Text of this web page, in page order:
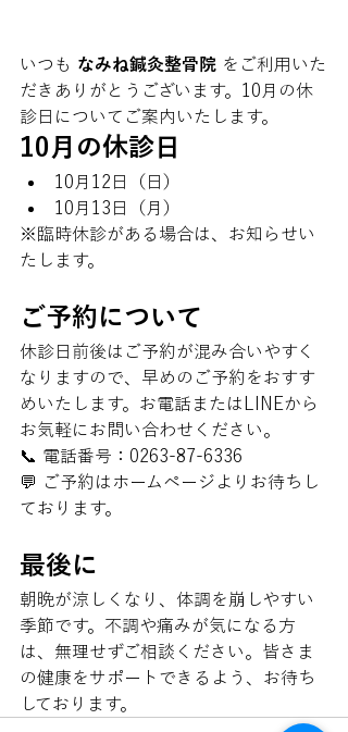
いつも なみね鍼灸整骨院 をご利用いた
だきありがとうございます。10月の休
診日についてご案内いたします。
10月の休診日
10月12日（日）
10月13日（月）
※臨時休診がある場合は、お知らせい
たします。
ご予約について
休診日前後はご予約が混み合いやすく
なりますので、早めのご予約をおすす
めいたします。お電話またはLINEから
お気軽にお問い合わせください。
📞 電話番号：0263-87-6336
💬 ご予約はホームページよりお待ちし
ております。
最後に
朝晩が涼しくなり、体調を崩しやすい
季節です。不調や痛みが気になる方
は、無理せずご相談ください。皆さま
の健康をサポートできるよう、お待ち
しております。